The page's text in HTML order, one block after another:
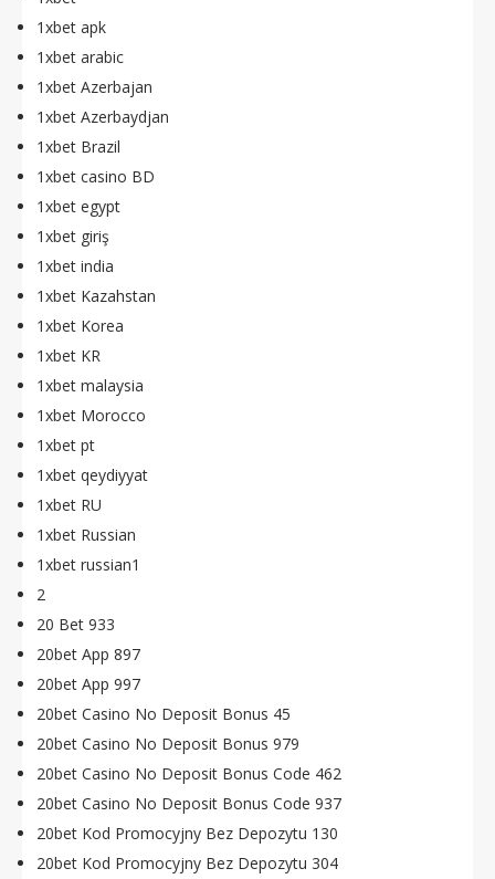
1xbet apk
1xbet arabic
1xbet Azerbajan
1xbet Azerbaydjan
1xbet Brazil
1xbet casino BD
1xbet egypt
1xbet giriş
1xbet india
1xbet Kazahstan
1xbet Korea
1xbet KR
1xbet malaysia
1xbet Morocco
1xbet pt
1xbet qeydiyyat
1xbet RU
1xbet Russian
1xbet russian1
2
20 Bet 933
20bet App 897
20bet App 997
20bet Casino No Deposit Bonus 45
20bet Casino No Deposit Bonus 979
20bet Casino No Deposit Bonus Code 462
20bet Casino No Deposit Bonus Code 937
20bet Kod Promocyjny Bez Depozytu 130
20bet Kod Promocyjny Bez Depozytu 304